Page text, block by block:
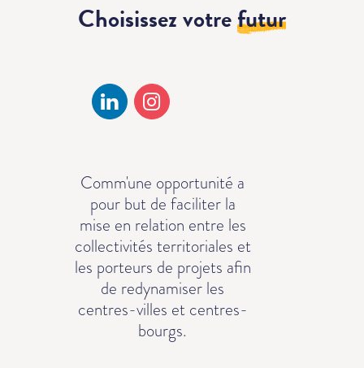
Choisissez votrefutur
Comm'une opportunité a
pour but de faciliter la
mise en relation entre les
collectivités territoriales et
les porteurs de projets afin
de redynamiser les
centres-villes et centres-
bourgs.